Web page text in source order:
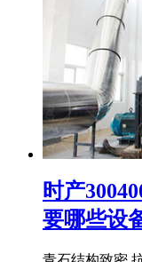
时产
要哪些设